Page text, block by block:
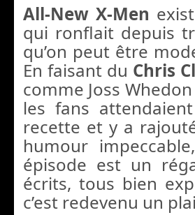
All-New X-Men
qui ronflait depuis
qu’on peut être
En faisant du Chris
comme Joss
les fans
recette et y a
humour
épisode est un
écrits, tous bien
c’est redevenu un